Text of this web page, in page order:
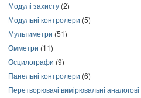
Модулі захисту (2)
Модульні контролери (5)
Мультиметри (51)
Омметри (11)
Осцилографи (9)
Панельні контролери (6)
Перетворювачі вимірювальні аналогові